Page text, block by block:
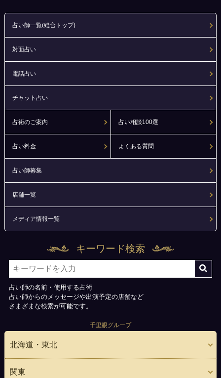
占い師一覧(総合トップ)
対面占い
電話占い
チャット占い
占術のご案内 占い相談100選
占い料金 よくある質問
占い師募集
店舗一覧
メディア情報一覧
キーワード検索
占い師の名前・使用する占術
占い師からのメッセージや出演予定の店舗など
さまざまな検索が可能です。
千里眼グループ
北海道・東北
関東